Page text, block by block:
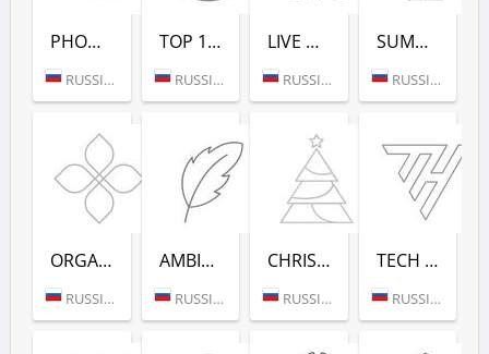
PHONK (РАДИО РЕКОРД)
RUSSIA (MOSCOW)
TOP 100 EDM (РАДИО РЕКОРД)
RUSSIA (MOSCOW)
LIVE DJ-SETS (РАДИО РЕКОРД)
RUSSIA (MOSCOW)
SUMMER DANCE (РАДИО РЕКОРД)
RUSSIA (MOSCOW)
ORGANIC (РАДИО РЕКОРД)
RUSSIA (MOSCOW)
AMBIENT (РАДИО РЕКОРД)
RUSSIA (MOSCOW)
CHRISTMAS (РАДИО РЕКОРД)
RUSSIA (MOSCOW)
TECH HOUSE (РАДИО РЕКОРД)
RUSSIA (MOSCOW)